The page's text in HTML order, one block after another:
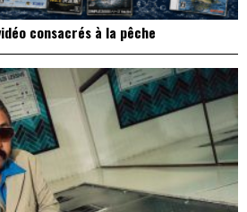
consacrés à la pêche